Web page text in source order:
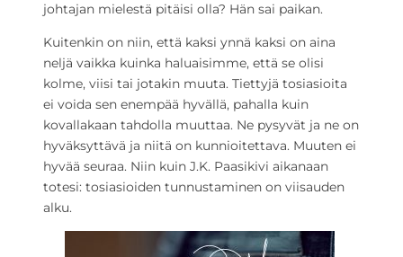
johtajan mielestä pitäisi olla? Hän sai paikan.
Kuitenkin on niin, että kaksi ynnä kaksi on aina
neljä vaikka kuinka haluaisimme, että se olisi
kolme, viisi tai jotakin muuta. Tiettyjä tosiasioita
ei voida sen enempää hyvällä, pahalla kuin
kovallakaan tahdolla muuttaa. Ne pysyvät ja ne on
hyväksyttävä ja niitä on kunnioitettava. Muuten ei
hyvää seuraa. Niin kuin J.K. Paasikivi aikanaan
totesi: tosiasioiden tunnustaminen on viisauden
alku.